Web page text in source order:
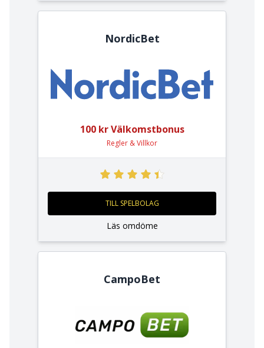
NordicBet
100 kr Välkomstbonus
Regler & Villkor
TILL SPELBOLAG
Läs omdöme
CampoBet